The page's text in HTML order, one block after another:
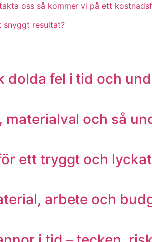
oss så kommer vi på ett
snyggt resultat?
dolda fel i tid och
och så
ett tryggt och
arbete och